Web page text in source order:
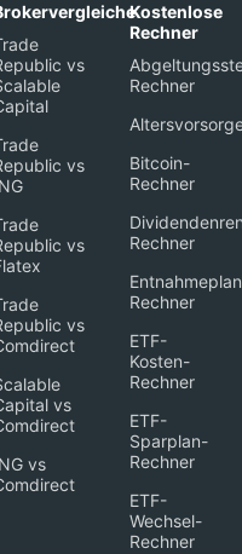
vs
vs
vs
vs
vs
vs
Kostenlose
Rechner
Rechner
Bitcoin-
Rechner
Rechner
Rechner
ETF-
Kosten-
Rechner
ETF-
Sparplan-
Rechner
ETF-
Wechsel-
Rechner